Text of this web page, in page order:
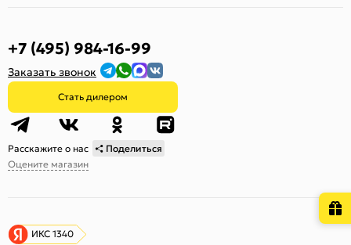
+7 (495) 984-16-99
Заказать звонок
Стать дилером
Расскажите о нас
Поделиться
Оцените магазин
ИКС 1340